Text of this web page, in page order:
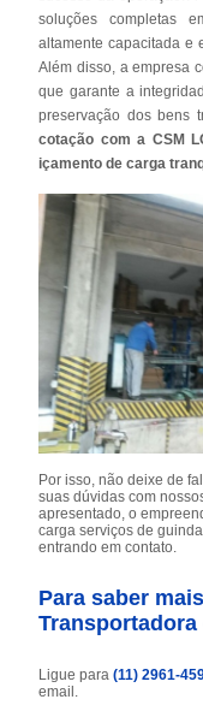
soluções completas
altamente capacitada e
Além disso, a empresa
que garante a
preservação dos bens
cotação com a CSM
içamento de carga
Por isso, não deixe de
suas dúvidas com
apresentado, o
carga serviços de
entrando em contato.
Para saber
Ligue para(11) 2961-
email.